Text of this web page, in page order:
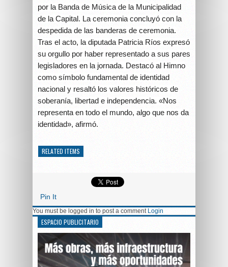
por la Banda de Música de la Municipalidad
de la Capital. La ceremonia concluyó con la
despedida de las banderas de ceremonia.
Tras el acto, la diputada Patricia Ríos expresó
su orgullo por haber representado a sus pares
legisladores en la jornada. Destacó al Himno
como símbolo fundamental de identidad
nacional y resaltó los valores históricos de
soberanía, libertad e independencia. «Nos
representa en todo el mundo, algo que nos da
identidad», afirmó.
RELATED ITEMS
Pin It
You must be logged in to post a comment Login
ESPACIO PUBLICITARIO